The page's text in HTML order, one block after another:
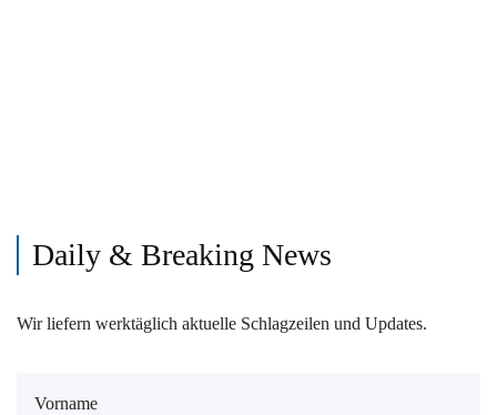
Daily & Breaking News
Wir liefern werktäglich aktuelle Schlagzeilen und Updates.
Vorname